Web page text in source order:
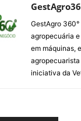
GestAgro
agropecuária
em máquinas,
iniciativa da